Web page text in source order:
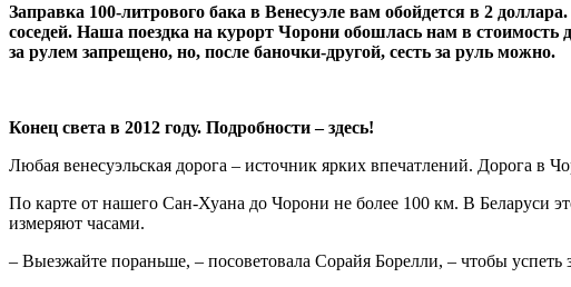
Заправка 100-литрового бака в Венесуэле вам обойдется в 2
соседей. Наша поездка на курорт Чорони обошлась нам в
за рулем запрещено, но, после баночки-другой, сесть за руль можно.
Конец света в 2012 году. Подробности – здесь!
Любая венесуэльская дорога – источник ярких впечатлений. Дорога в
По карте от нашего Сан-Хуана до Чорони не более 100 км. В Беларуси
измеряют часами.
– Выезжайте пораньше, – посоветовала Сорайя Борелли, – чтобы успеть